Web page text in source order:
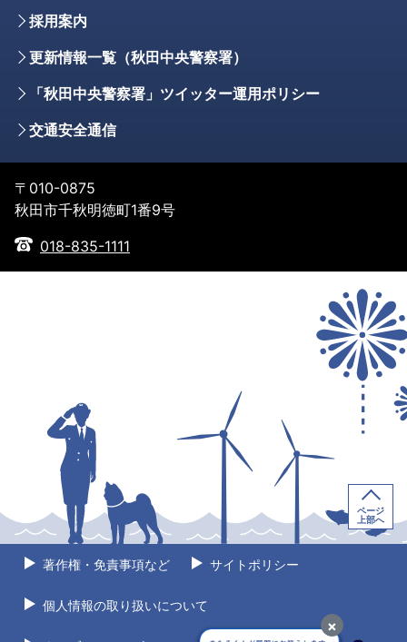
採用案内
更新情報一覧（秋田中央警察署）
「秋田中央警察署」ツイッター運用ポリシー
交通安全通信
〒010-0875
秋田市千秋明徳町1番9号
018-835-1111
×
著作権・免責事項など サイトポリシー
個人情報の取り扱いについて
ページ
上部へ